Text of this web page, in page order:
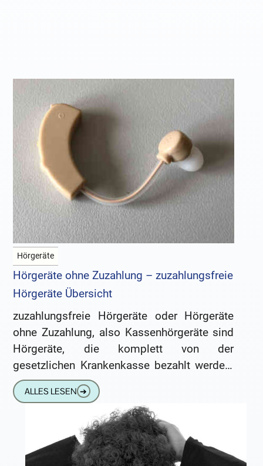
Hörgeräte
Hörgeräte ohne Zuzahlung – zuzahlungsfreie
Hörgeräte Übersicht
zuzahlungsfreie Hörgeräte oder Hörgeräte
ohne Zuzahlung, also Kassenhörgeräte sind
Hörgeräte, die komplett von der
gesetzlichen Krankenkasse bezahlt werden.
Das heißt, sie kosten beim
Hörgeräteakustiker in etwa genau so viel,
ALLES LESEN ➔